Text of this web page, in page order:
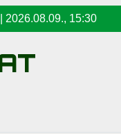
2026.08.09., 15:30